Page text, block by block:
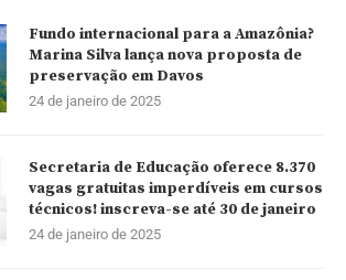
Fundo internacional para a Amazônia?
Marina Silva lança nova proposta de
preservação em Davos
24 de janeiro de 2025
Secretaria de Educação oferece 8.370
vagas gratuitas imperdíveis em cursos
técnicos! inscreva-se até 30 de janeiro
24 de janeiro de 2025